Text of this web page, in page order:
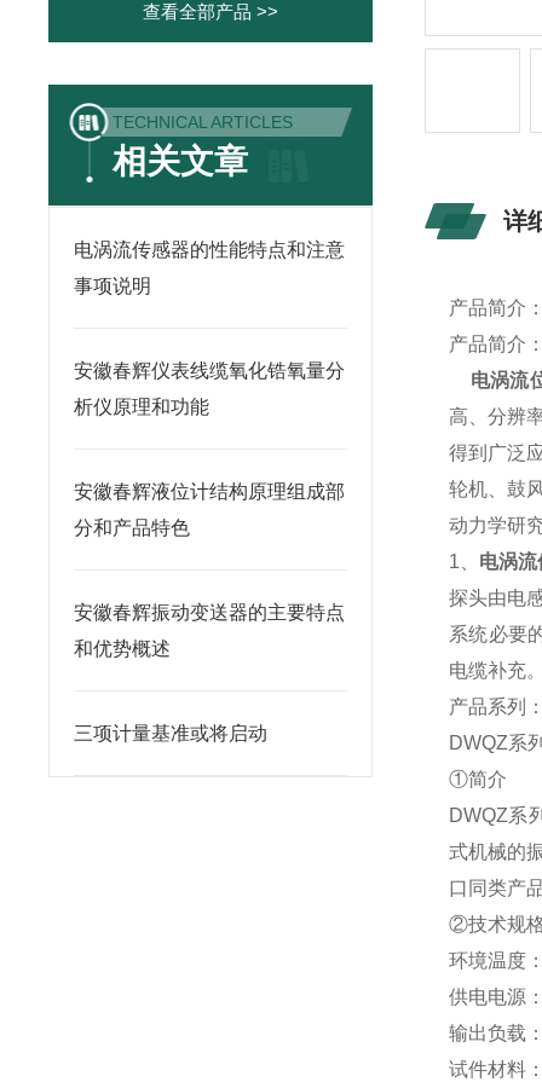
查看全部产品 >>
TECHNICAL ARTICLES
相关文章
电涡流传感器的性能特点和注意
事项说明
安徽春辉仪表线缆氧化锆氧量分
析仪原理和功能
安徽春辉液位计结构原理组成部
分和产品特色
安徽春辉振动变送器的主要特点
和优势概述
三项计量基准或将启动
详
产品简介
产品简介
电涡流
高、分辨
得到广泛
轮机、鼓
动力学研
1、 电涡
探头由电
系统必要
电缆补充
产品系列
DWQZ系
①简介
DWQZ系
式机械的
口同类产
②技术规
环境温度
供电电源
输出负载
试件材料